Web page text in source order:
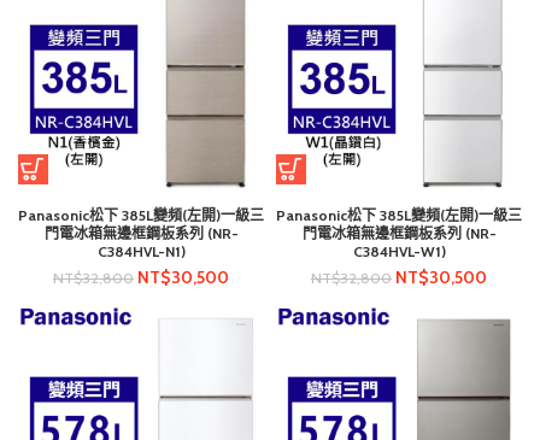
Panasonic松下 385L變頻(左開)一級三
門電冰箱無邊框鋼板系列 (NR-
C384HVL-N1)
NT$32,800 NT$30,500
Panasonic松下 385L變頻(左開)一級三
門電冰箱無邊框鋼板系列 (NR-
C384HVL-W1)
NT$32,800 NT$30,500